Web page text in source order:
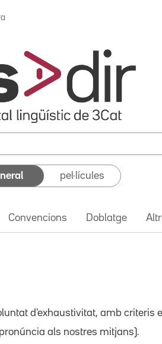
pel·lícules
Convencions Doblatge
d'exhaustivitat, amb criteris
als nostres mitjans).